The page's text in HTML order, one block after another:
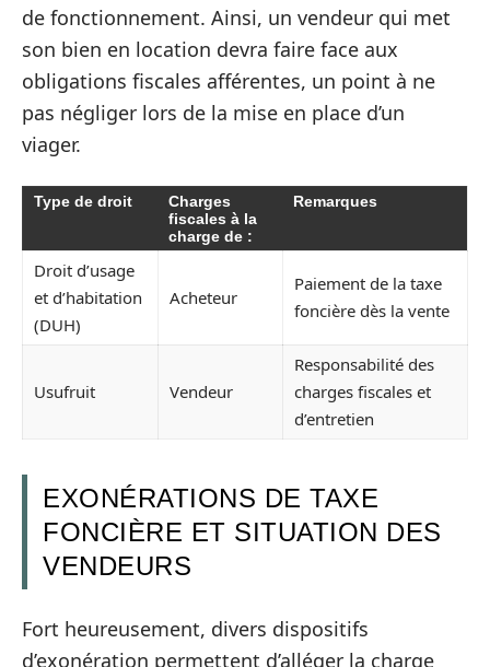
de fonctionnement. Ainsi, un vendeur qui met
son bien en location devra faire face aux
obligations fiscales afférentes, un point à ne
pas négliger lors de la mise en place d’un
viager.
Type de droit
Charges
fiscales à la
charge de :
Remarques
Droit d’usage
et d’habitation
(DUH)
Acheteur
Paiement de la taxe
foncière dès la vente
Usufruit Vendeur
Responsabilité des
charges fiscales et
d’entretien
EXONÉRATIONS DE TAXE
FONCIÈRE ET SITUATION DES
VENDEURS
Fort heureusement, divers dispositifs
d’exonération permettent d’alléger la charge